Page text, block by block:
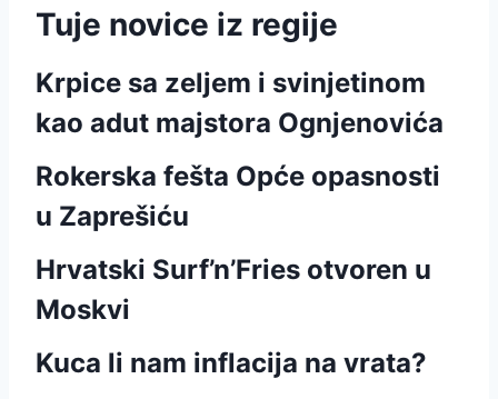
Tuje novice iz regije
Krpice sa zeljem i svinjetinom
kao adut majstora Ognjenovića
Rokerska fešta Opće opasnosti
u Zaprešiću
Hrvatski Surf’n’Fries otvoren u
Moskvi
Kuca li nam inflacija na vrata?